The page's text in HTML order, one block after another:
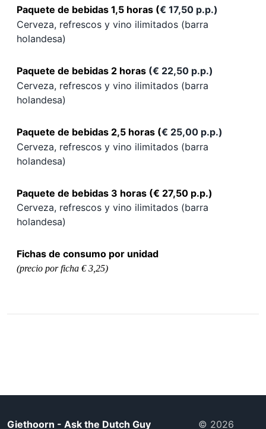
Paquete de bebidas 1,5 horas (€ 17,50 p.p.)
Cerveza, refrescos y vino ilimitados (barra
holandesa)
Paquete de bebidas 2 horas (€ 22,50 p.p.)
Cerveza, refrescos y vino ilimitados (barra
holandesa)
Paquete de bebidas 2,5 horas (€ 25,00 p.p.)
Cerveza, refrescos y vino ilimitados (barra
holandesa)
Paquete de bebidas 3 horas (€ 27,50 p.p.)
Cerveza, refrescos y vino ilimitados (barra
holandesa)
Fichas de consumo por unidad
(precio por ficha € 3,25)
Giethoorn - Ask the Dutch Guy © 2026